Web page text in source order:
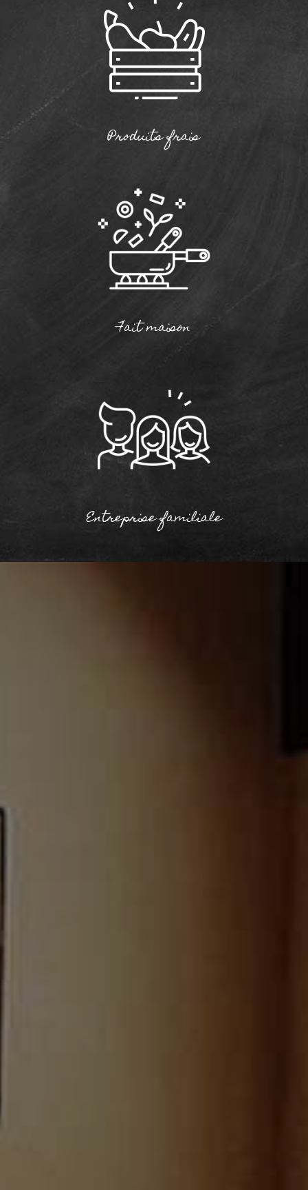
Produits frais
Fait maison
Entreprise familiale